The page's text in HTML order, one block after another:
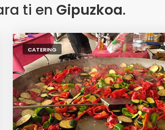
ti en Gipuzkoa.
CATERING